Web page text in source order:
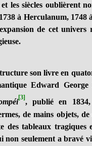
les siècles oublièrent
à Herculanum, 1748
de cet univers
son livre en
Edward
[3], publié en
de mains objets,
des tableaux
seulement a bravé